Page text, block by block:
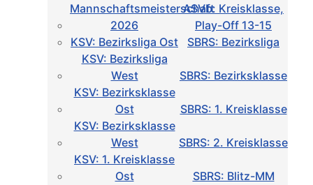
Mannschaftsmeisterschaft
2026
ASVb: Kreisklasse,
Play-Off 13-15
KSV: Bezirksliga Ost
SBRS: Bezirksliga
KSV: Bezirksliga
West
SBRS: Bezirksklasse
KSV: Bezirksklasse
Ost
SBRS: 1. Kreisklasse
KSV: Bezirksklasse
West
SBRS: 2. Kreisklasse
KSV: 1. Kreisklasse
Ost
SBRS: Blitz-MM